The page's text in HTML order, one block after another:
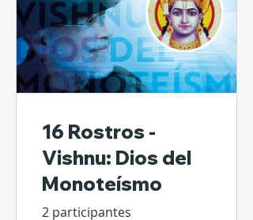
16 Rostros -
Vishnu: Dios del
Monoteísmo
2 participantes